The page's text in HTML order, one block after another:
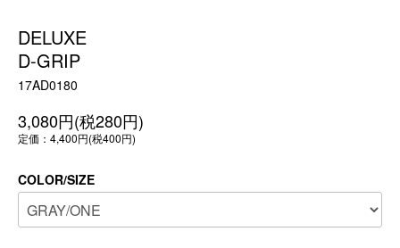
DELUXE
D-GRIP
17AD0180
3,080円(税280円)
定価：4,400円(税400円)
COLOR/SIZE